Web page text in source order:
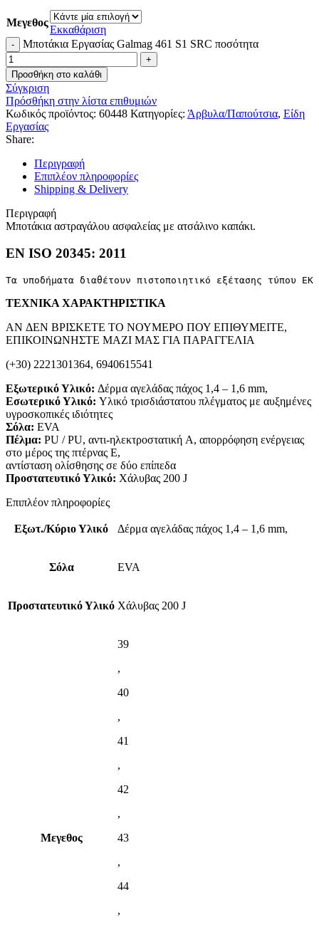
Μεγεθος
Εκκαθάριση
Μποτάκια Εργασίας Galmag 461 S1 SRC ποσότητα
Προσθήκη στο καλάθι
Σύγκριση
Πρόσθήκη στην λίστα επιθυμιών
Κωδικός προϊόντος: 60448 Κατηγορίες: Άρβυλα/Παπούτσια, Είδη
Εργασίας
Share:
Περιγραφή
Επιπλέον πληροφορίες
Shipping & Delivery
Περιγραφή
Μποτάκια αστραγάλου ασφαλείας με ατσάλινο καπάκι.
EN ISO 20345: 2011
Τα υποδήματα διαθέτουν πιστοποιητικό εξέτασης τύπου ΕΚ
ΤΕΧΝΙΚΑ ΧΑΡΑΚΤΗΡΙΣΤΙΚΑ
AN ΔΕΝ ΒΡΙΣΚΕΤΕ ΤΟ ΝΟΥΜΕΡΟ ΠΟΥ ΕΠΙΘΥΜΕΙΤΕ,
ΕΠΙΚΟΙΝΩΝΗΣΤΕ ΜΑΖΙ ΜΑΣ ΓΙΑ ΠΑΡΑΓΓΕΛΙΑ
(+30) 2221301364, 6940615541
Εξωτερικό Υλικό: Δέρμα αγελάδας πάχος 1,4 – 1,6 mm,
Εσωτερικό Υλικό: Υλικό τρισδιάστατου πλέγματος με αυξημένες
υγροσκοπικές ιδιότητες
Σόλα: EVA
Πέλμα: PU / PU, αντι-ηλεκτροστατική Α, απορρόφηση ενέργειας
στο μέρος της πτέρνας E,
αντίσταση ολίσθησης σε δύο επίπεδα
Προστατευτικό Υλικό: Χάλυβας 200 J
Επιπλέον πληροφορίες
Εξωτ./Κύριο Υλικό Δέρμα αγελάδας πάχος 1,4 – 1,6 mm,
Σόλα EVA
Προστατευτικό Υλικό Χάλυβας 200 J
Μεγεθος
39
,
40
,
41
,
42
,
43
,
44
,